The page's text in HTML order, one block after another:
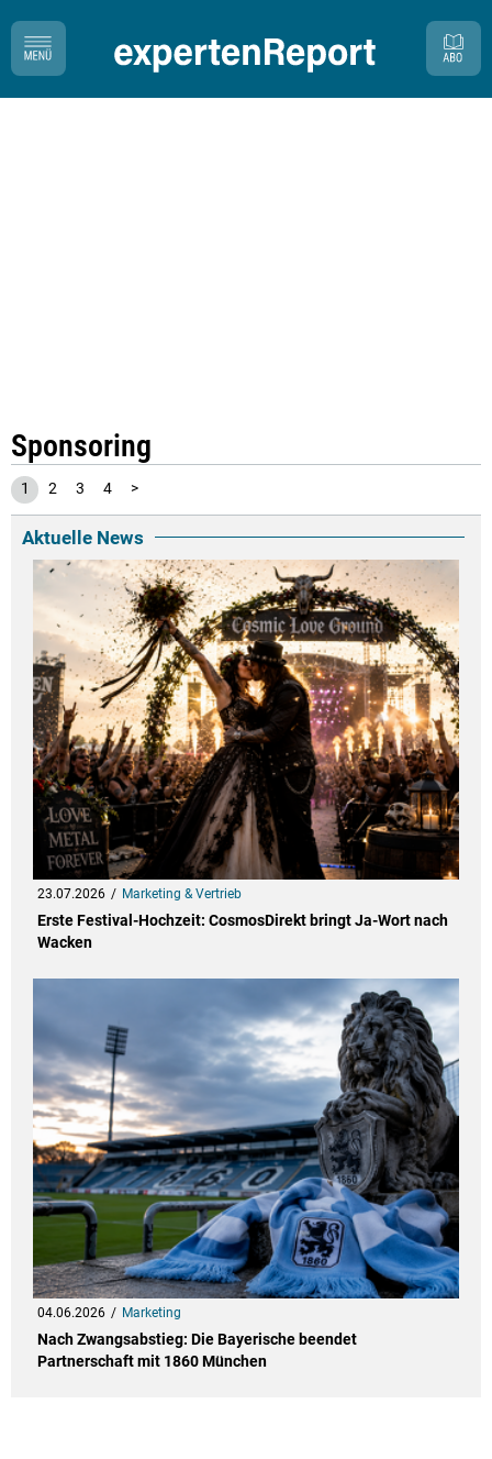
Sponsoring
1 2 3 4 >
Aktuelle News
23.07.2026 Marketing & Vertrieb
Erste Festival-Hochzeit: CosmosDirekt bringt Ja-Wort nach
Wacken
04.06.2026 Marketing
Nach Zwangsabstieg: Die Bayerische beendet
Partnerschaft mit 1860 München